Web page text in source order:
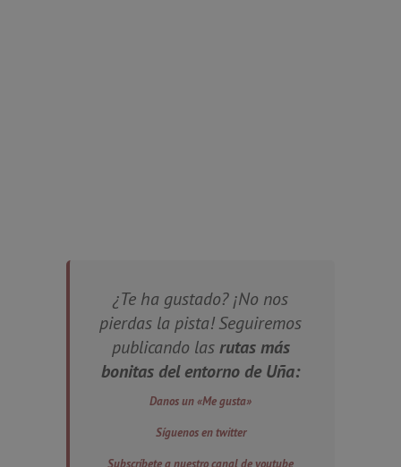
¿Te ha gustado? ¡No nos
pierdas la pista! Seguiremos
publicando lasrutas más
bonitas del entorno de Uña:
Danos un «Me gusta»
Síguenos en twitter
Subscríbete a nuestro canal de youtube